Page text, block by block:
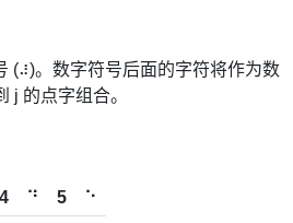
(⠼)。数字符号后面的字符将作为数
j 的点字组合。
4 ⠙ 5
⠑